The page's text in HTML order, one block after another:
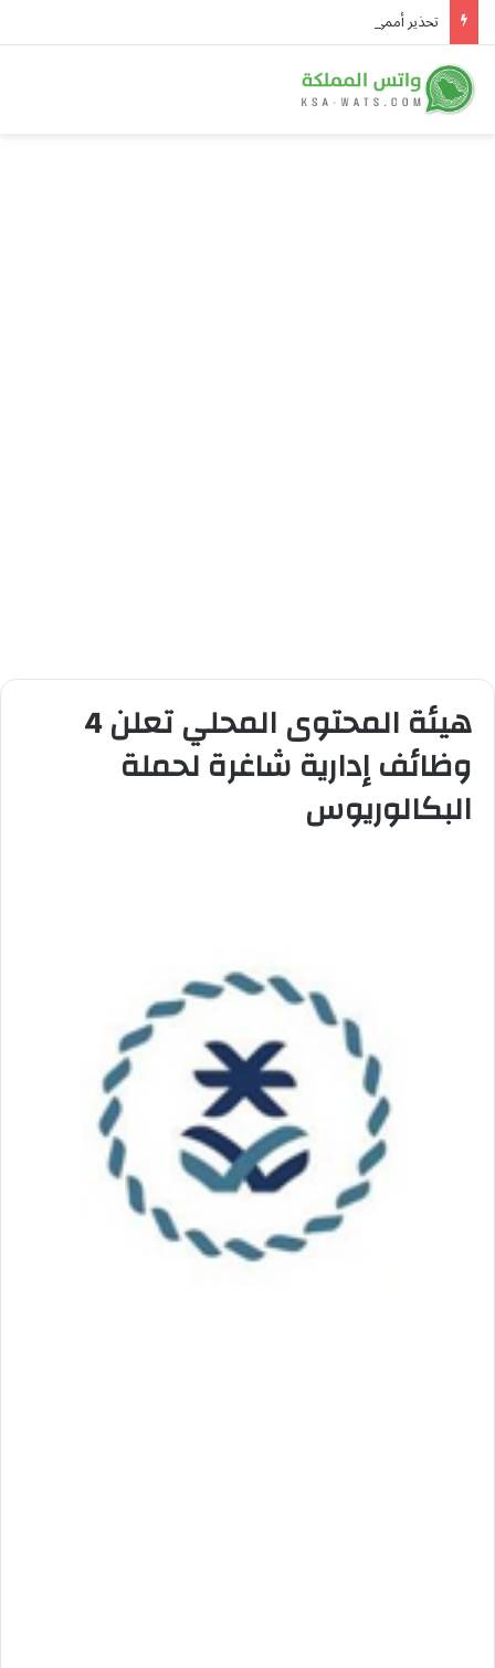
تحذير أممي عاجل من إيبولا في الكونغو.. 3,874 إصابة و1,751 وفاة
هيئة المحتوى المحلي تعلن 4
وظائف إدارية شاغرة لحملة
البكالوريوس